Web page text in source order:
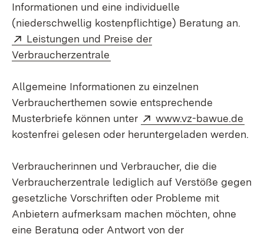
Informationen und eine individuelle
(niederschwellig kostenpflichtige) Beratung an.
Extern:
Leistungen und Preise der
Verbraucherzentrale
Allgemeine Informationen zu einzelnen
Verbraucherthemen sowie entsprechende
Musterbriefe können unter
Extern:
www.vz-bawue.de
kostenfrei gelesen oder heruntergeladen werden.
Verbraucherinnen und Verbraucher, die die
Verbraucherzentrale lediglich auf Verstöße gegen
gesetzliche Vorschriften oder Probleme mit
Anbietern aufmerksam machen möchten, ohne
eine Beratung oder Antwort von der